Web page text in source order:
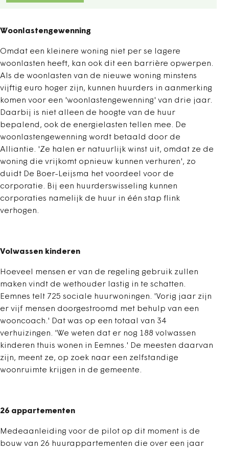
Woonlastengewenning
Omdat een kleinere woning niet per se lagere
woonlasten heeft, kan ook dit een barrière opwerpen.
Als de woonlasten van de nieuwe woning minstens
vijftig euro hoger zijn, kunnen huurders in aanmerking
komen voor een 'woonlastengewenning' van drie jaar.
Daarbij is niet alleen de hoogte van de huur
bepalend, ook de energielasten tellen mee. De
woonlastengewenning wordt betaald door de
Alliantie. 'Ze halen er natuurlijk winst uit, omdat ze de
woning die vrijkomt opnieuw kunnen verhuren', zo
duidt De Boer-Leijsma het voordeel voor de
corporatie. Bij een huurderswisseling kunnen
corporaties namelijk de huur in één stap flink
verhogen.
Volwassen kinderen
Hoeveel mensen er van de regeling gebruik zullen
maken vindt de wethouder lastig in te schatten.
Eemnes telt 725 sociale huurwoningen. 'Vorig jaar zijn
er vijf mensen doorgestroomd met behulp van een
wooncoach.' Dat was op een totaal van 34
verhuizingen. 'We weten dat er nog 188 volwassen
kinderen thuis wonen in Eemnes.' De meesten daarvan
zijn, meent ze, op zoek naar een zelfstandige
woonruimte krijgen in de gemeente.
26 appartementen
Medeaanleiding voor de pilot op dit moment is de
bouw van 26 huurappartementen die over een jaar